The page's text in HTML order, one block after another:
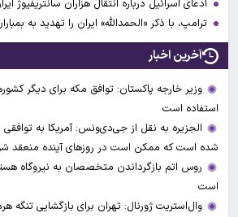
ادعای اسرائیل درباره انتقال هزاران سانتریفیوژ
ترامپ، با ذکر «الحمدالله» ایران را تهدید به
آخرین اخبار
وزیر خارجه پاکستان: توافق مکه برای دیگر
استفاده است
الجزیره به نقل از جی‌دی‌ونس: آمریکا به
شده است که ممکن است در روزهای آینده منعقد
روس اتم بازگرداندن متخصصان به نیروگاه
است